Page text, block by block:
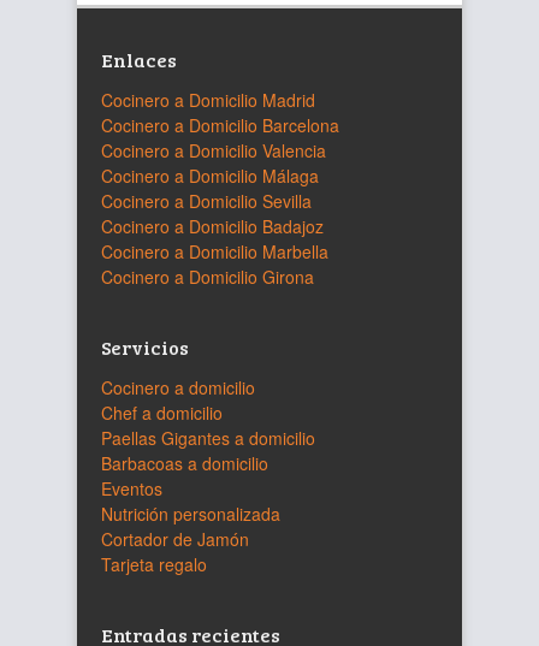
Enlaces
Cocinero a Domicilio Madrid
Cocinero a Domicilio Barcelona
Cocinero a Domicilio Valencia
Cocinero a Domicilio Málaga
Cocinero a Domicilio Sevilla
Cocinero a Domicilio Badajoz
Cocinero a Domicilio Marbella
Cocinero a Domicilio Girona
Servicios
Cocinero a domicilio
Chef a domicilio
Paellas Gigantes a domicilio
Barbacoas a domicilio
Eventos
Nutrición personalizada
Cortador de Jamón
Tarjeta regalo
Entradas recientes